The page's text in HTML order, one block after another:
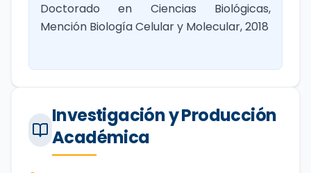
Doctorado en Ciencias Biológicas,
Mención Biología Celular y Molecular, 2018
Investigación y Producción
Académica